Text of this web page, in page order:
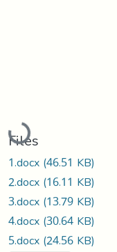
Loading...
Files
1.docx(46.51 KB)
2.docx(16.11 KB)
3.docx(13.79 KB)
4.docx(30.64 KB)
5.docx(24.56 KB)